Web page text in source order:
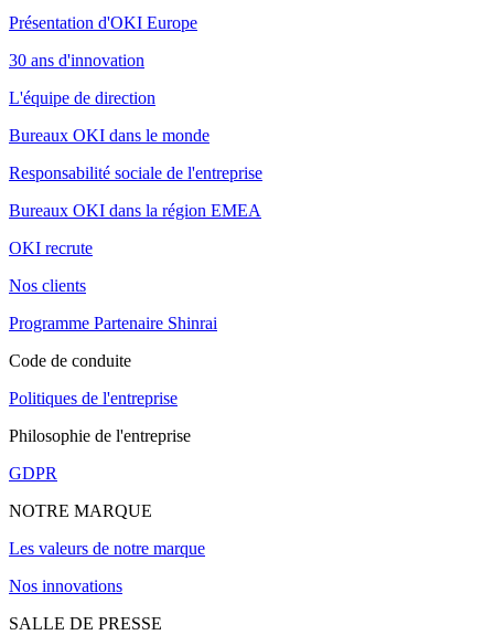
Présentation d'OKI Europe
30 ans d'innovation
L'équipe de direction
Bureaux OKI dans le monde
Responsabilité sociale de l'entreprise
Bureaux OKI dans la région EMEA
OKI recrute
Nos clients
Programme Partenaire Shinrai
Code de conduite
Politiques de l'entreprise
Philosophie de l'entreprise
GDPR
NOTRE MARQUE
Les valeurs de notre marque
Nos innovations
SALLE DE PRESSE